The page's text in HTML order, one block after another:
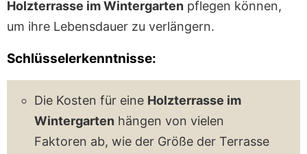
Holzterrasse im Wintergarten pflegen können,
um ihre Lebensdauer zu verlängern.
Schlüsselerkenntnisse:
Die Kosten für eine Holzterrasse im
Wintergarten hängen von vielen
Faktoren ab, wie der Größe der Terrasse